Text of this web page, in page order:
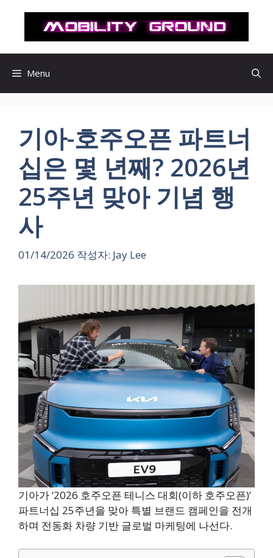
로
Menu
기아-호주오픈 파트너
십은 몇 년째? 2026년
25주년 맞아 기념 행
사
01/14/2026 작성자: Jay Lee
기아가 ‘2026 호주오픈 테니스 대회(이하 호주오픈)’
파트너십 25주년을 맞아 특별 브랜드 캠페인을 전개
하며 전동화 차량 기반 글로벌 마케팅에 나선다.